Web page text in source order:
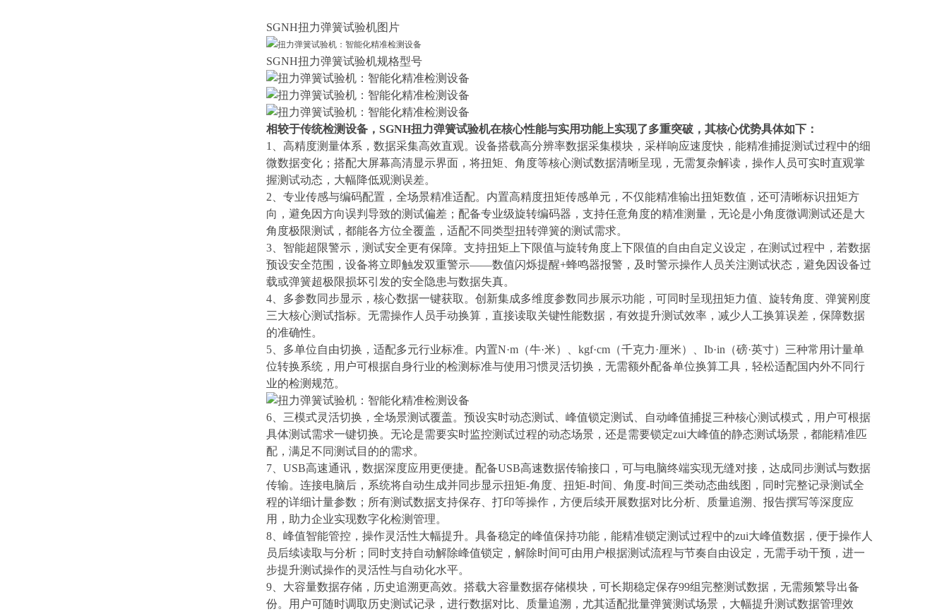
SGNH扭力弹簧试验机图片
SGNH扭力弹簧试验机规格型号
相较于传统检测设备， SGNH扭力弹簧试验机在核心性能与实用功能上实现了多重突破，其核心优势具体如下：
1、 高精度测量体系，数据采集高效直观。设备搭载高分辨率数据采集模块，采样响应速度快，能精准捕捉测试过程中的细
微数据变化；搭配大屏幕高清显示界面，将扭矩、角度等核心测试数据清晰呈现，无需复杂解读，操作人员可实时直观掌
握测试动态，大幅降低观测误差。
2、 专业传感与编码配置，全场景精准适配。内置高精度扭矩传感单元，不仅能精准输出扭矩数值，还可清晰标识扭矩方
向，避免因方向误判导致的测试偏差；配备专业级旋转编码器，支持任意角度的精准测量，无论是小角度微调测试还是大
角度极限测试，都能各方位全覆盖，适配不同类型扭转弹簧的测试需求。
3、 智能超限警示，测试安全更有保障。支持扭矩上下限值与旋转角度上下限值的自由自定义设定，在测试过程中，若数据
预设安全范围，设备将立即触发双重警示——数值闪烁提醒+蜂鸣器报警，及时警示操作人员关注测试状态，避免因设备过
载或弹簧超极限损坏引发的安全隐患与数据失真。
4、 多参数同步显示，核心数据一键获取。创新集成多维度参数同步展示功能，可同时呈现扭矩力值、旋转角度、弹簧刚度
三大核心测试指标。无需操作人员手动换算，直接读取关键性能数据，有效提升测试效率，减少人工换算误差，保障数据
的准确性。
5、 多单位自由切换，适配多元行业标准。内置N·m（牛·米）、kgf·cm（千克力·厘米）、Ib·in（磅·英寸）三种常用计量单
位转换系统，用户可根据自身行业的检测标准与使用习惯灵活切换，无需额外配备单位换算工具，轻松适配国内外不同行
业的检测规范。
6、 三模式灵活切换，全场景测试覆盖。预设实时动态测试、峰值锁定测试、自动峰值捕捉三种核心测试模式，用户可根据
具体测试需求一键切换。无论是需要实时监控测试过程的动态场景，还是需要锁定zui大峰值的静态测试场景，都能精准匹
配，满足不同测试目的的需求。
7、 USB高速通讯，数据深度应用更便捷。配备USB高速数据传输接口，可与电脑终端实现无缝对接，达成同步测试与数据
传输。连接电脑后，系统将自动生成并同步显示扭矩-角度、扭矩-时间、角度-时间三类动态曲线图，同时完整记录测试全
程的详细计量参数；所有测试数据支持保存、打印等操作，方便后续开展数据对比分析、质量追溯、报告撰写等深度应
用，助力企业实现数字化检测管理。
8、 峰值智能管控，操作灵活性大幅提升。具备稳定的峰值保持功能，能精准锁定测试过程中的zui大峰值数据，便于操作人
员后续读取与分析；同时支持自动解除峰值锁定，解除时间可由用户根据测试流程与节奏自由设定，无需手动干预，进一
步提升测试操作的灵活性与自动化水平。
9、 大容量数据存储，历史追溯更高效。搭载大容量数据存储模块，可长期稳定保存99组完整测试数据，无需频繁导出备
份。用户可随时调取历史测试记录，进行数据对比、质量追溯，尤其适配批量弹簧测试场景，大幅提升测试数据管理效